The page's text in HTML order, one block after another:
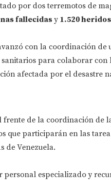
por dos terremotos de
fallecidasy 1.520 heridos
con la coordinación de
para colaborar con
afectada por el desastre
frente de la coordinación de
que participarán en las
de Venezuela.
especializado y